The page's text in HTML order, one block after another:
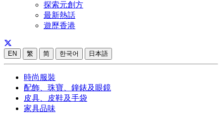
探索元創方
最新熱話
遊歷香港
EN 繁 简 한국어 日本語
時尚服裝
配飾、珠寶、鐘錶及眼鏡
皮具、皮鞋及手袋
家具品味